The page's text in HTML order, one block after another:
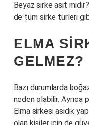
Beyaz sirke asit
de tüm sirke türleri
ELMA
GELMEZ?
Bazı durumlarda
neden olabilir. Ayrıca
Elma sirkesi asidik
olan kişiler için de